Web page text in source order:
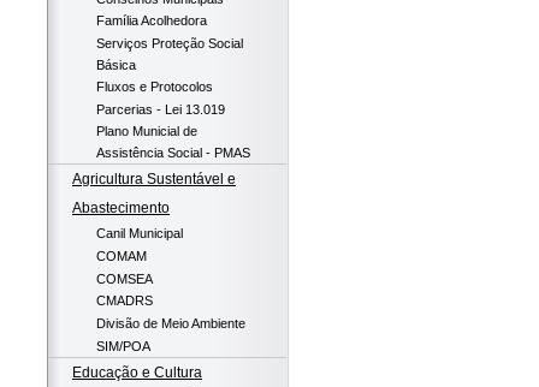
Família Acolhedora
Serviços Proteção Social
Básica
Fluxos e Protocolos
Parcerias - Lei 13.019
Plano Municial de
Assistência Social - PMAS
Agricultura Sustentável e
Abastecimento
Canil Municipal
COMAM
COMSEA
CMADRS
Divisão de Meio Ambiente
SIM/POA
Educação e Cultura